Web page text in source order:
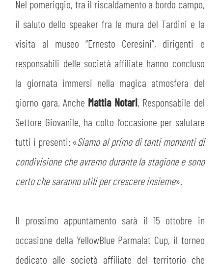
Nel pomeriggio, tra il riscaldamento a bordo campo,
il saluto dello speaker fra le mura del Tardini e la
visita al museo “Ernesto Ceresini”, dirigenti e
responsabili delle società affiliate hanno concluso
la giornata immersi nella magica atmosfera del
giorno gara. Anche Mattia Notari, Responsabile del
Settore Giovanile, ha colto l’occasione per salutare
tutti i presenti: «Siamo al primo di tanti momenti di
condivisione che avremo durante la stagione e sono
certo che saranno utili per crescere insieme».
Il prossimo appuntamento sarà il 15 ottobre in
occasione della YellowBlue Parmalat Cup, il torneo
dedicato alle società affiliate del territorio che